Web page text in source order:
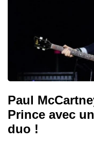
Paul
Prince avec
duo !